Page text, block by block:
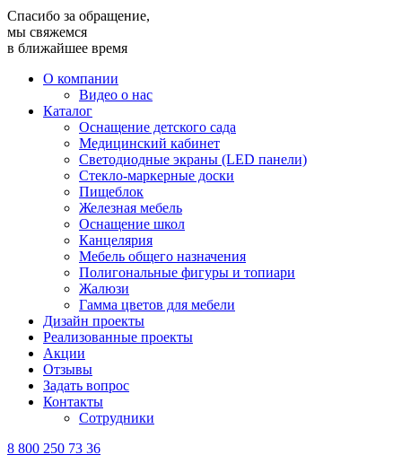
Спасибо за обращение,
мы свяжемся
в ближайшее время
О компании
Видео о нас
Каталог
Оснащение детского сада
Медицинский кабинет
Светодиодные экраны (LED панели)
Стекло-маркерные доски
Пищеблок
Железная мебель
Оснащение школ
Канцелярия
Мебель общего назначения
Полигональные фигуры и топиари
Жалюзи
Гамма цветов для мебели
Дизайн проекты
Реализованные проекты
Акции
Отзывы
Задать вопрос
Контакты
Сотрудники
8 800 250 73 36